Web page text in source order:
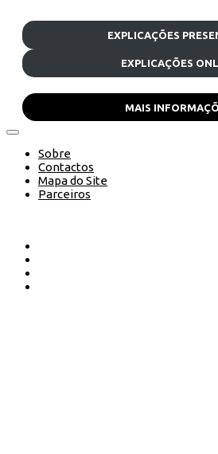
EXPLICAÇÕES
EXPLICAÇÕES
MAIS
Sobre
Contactos
Mapa do Site
Parceiros